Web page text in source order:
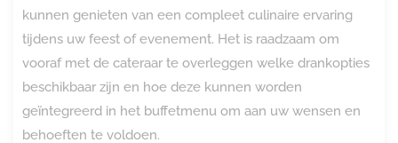
kunnen genieten van een compleet culinaire ervaring
tijdens uw feest of evenement. Het is raadzaam om
vooraf met de cateraar te overleggen welke drankopties
beschikbaar zijn en hoe deze kunnen worden
geïntegreerd in het buffetmenu om aan uw wensen en
behoeften te voldoen.